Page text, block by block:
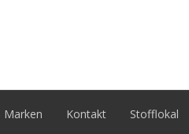
Marken Kontakt Stofflokal